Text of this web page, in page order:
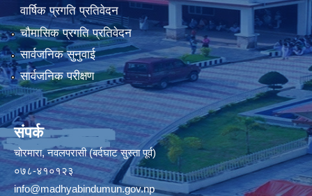
वार्षिक प्रगति प्रतिवेदन
चौमासिक प्रगति प्रतिवेदन
सार्वजनिक सुनुवाई
सार्वजनिक परीक्षण
संपर्क
चोरमारा, नवलपरासी (बर्दघाट सुस्ता पूर्व)
०७८-४१०१२३
info@madhyabindumun.gov.np